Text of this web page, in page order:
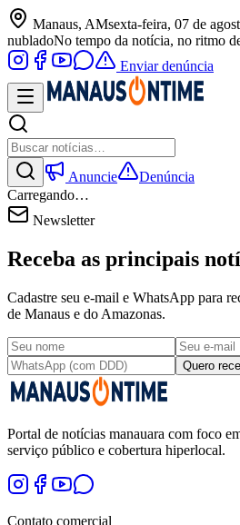
Manaus, AMsexta-feira, 07 de
nubladoNo tempo da notícia, no ritmo
Enviar denúncia
Anuncie
Denúncia
Carregando…
Newsletter
Receba as principais
Cadastre seu e-mail e WhatsApp para
de Manaus e do Amazonas.
Quero
Portal de notícias manauara com foco
serviço público e cobertura hiperlocal.
Contato comercial